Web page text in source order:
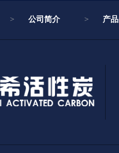
公司简介 产